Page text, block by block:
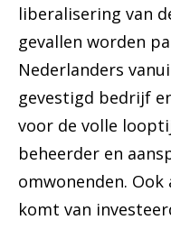
liberalisering van
gevallen worden
Nederlanders
gevestigd bedrijf
voor de volle
beheerder en
omwonenden.
komt van